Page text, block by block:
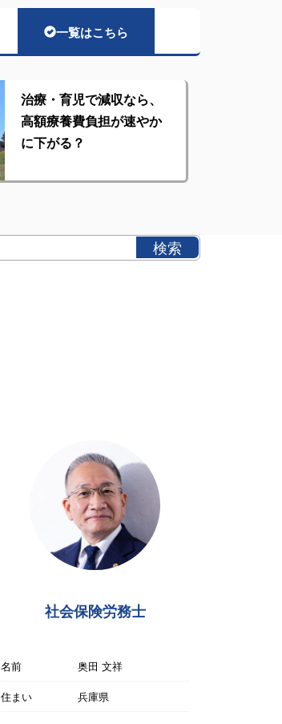
一覧はこちら
治療・育児で減収なら、
高額療養費負担が速やか
に下がる？
社会保険労務士
名前
奥田 文祥
住まい
兵庫県